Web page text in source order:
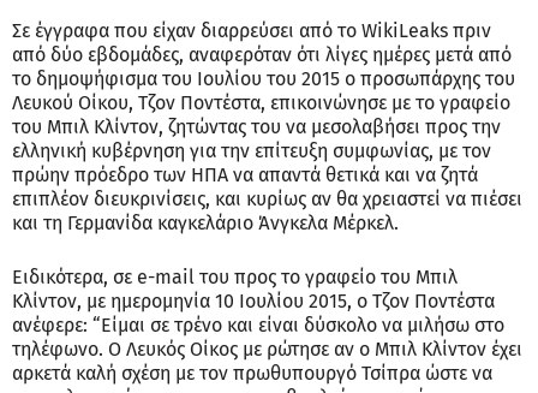
Σε έγγραφα που είχαν διαρρεύσει από το WikiLeaks πριν
από δύο εβδομάδες, αναφερόταν ότι λίγες ημέρες μετά από
το δημοψήφισμα του Ιουλίου του 2015 ο προσωπάρχης του
Λευκού Οίκου, Τζον Ποντέστα, επικοινώνησε με το γραφείο
του Μπιλ Κλίντον, ζητώντας του να μεσολαβήσει προς την
ελληνική κυβέρνηση για την επίτευξη συμφωνίας, με τον
πρώην πρόεδρο των ΗΠΑ να απαντά θετικά και να ζητά
επιπλέον διευκρινίσεις, και κυρίως αν θα χρειαστεί να πιέσει
και τη Γερμανίδα καγκελάριο Άνγκελα Μέρκελ.
Ειδικότερα, σε e-mail του προς το γραφείο του Μπιλ
Κλίντον, με ημερομηνία 10 Ιουλίου 2015, ο Τζον Ποντέστα
ανέφερε: “Είμαι σε τρένο και είναι δύσκολο να μιλήσω στο
τηλέφωνο. Ο Λευκός Οίκος με ρώτησε αν ο Μπιλ Κλίντον έχει
αρκετά καλή σχέση με τον πρωθυπουργό Τσίπρα ώστε να